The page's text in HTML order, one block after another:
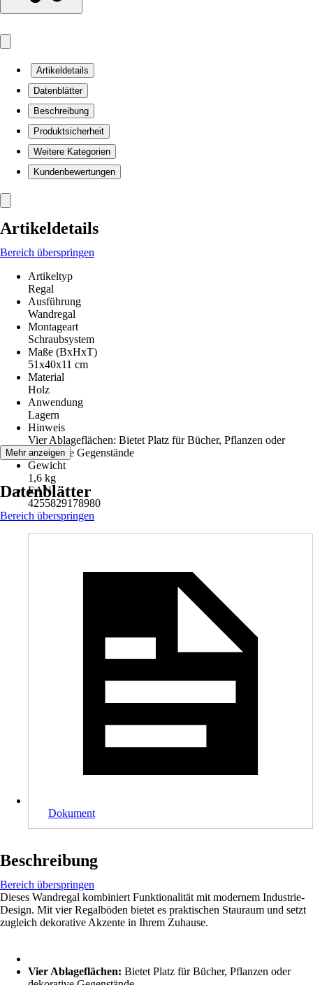
Artikeldetails
Datenblätter
Beschreibung
Produktsicherheit
Weitere Kategorien
Kundenbewertungen
Artikeldetails
Bereich überspringen
Artikeltyp
Regal
Ausführung
Wandregal
Montageart
Schraubsystem
Maße (BxHxT)
51x40x11 cm
Material
Holz
Anwendung
Lagern
Hinweis
Vier Ablageflächen: Bietet Platz für Bücher, Pflanzen oder
dekorative Gegenstände
Gewicht
1,6 kg
EAN
4255829178980
Mehr anzeigen
Datenblätter
Bereich überspringen
Dokument
Beschreibung
Bereich überspringen
Dieses Wandregal kombiniert Funktionalität mit modernem Industrie-
Design. Mit vier Regalböden bietet es praktischen Stauraum und setzt
zugleich dekorative Akzente in Ihrem Zuhause.
Vier Ablageflächen: Bietet Platz für Bücher, Pflanzen oder